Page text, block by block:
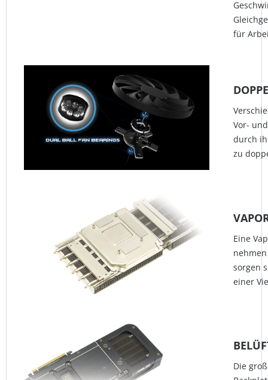
für
Vor-
durch
zu
Eine
sorgen
einer
Die